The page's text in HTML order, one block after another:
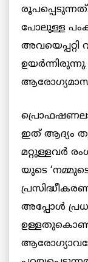
പോലുള്ള
അവയെപ്പറ്റി
ഇത് ആദ്യം
മറ്റുള്ളവര്‍
യുടെ
അപ്പോള്‍